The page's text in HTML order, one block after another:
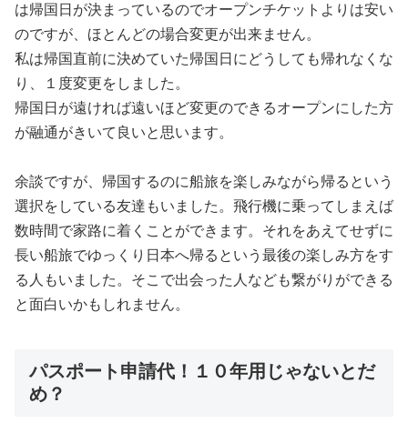
は帰国日が決まっているのでオープンチケットよりは安い
のですが、ほとんどの場合変更が出来ません。
私は帰国直前に決めていた帰国日にどうしても帰れなくな
り、１度変更をしました。
帰国日が遠ければ遠いほど変更のできるオープンにした方
が融通がきいて良いと思います。
余談ですが、帰国するのに船旅を楽しみながら帰るという
選択をしている友達もいました。飛行機に乗ってしまえば
数時間で家路に着くことができます。それをあえてせずに
長い船旅でゆっくり日本へ帰るという最後の楽しみ方をす
る人もいました。そこで出会った人なども繋がりができる
と面白いかもしれません。
パスポート申請代！１０年用じゃないとだ
め？